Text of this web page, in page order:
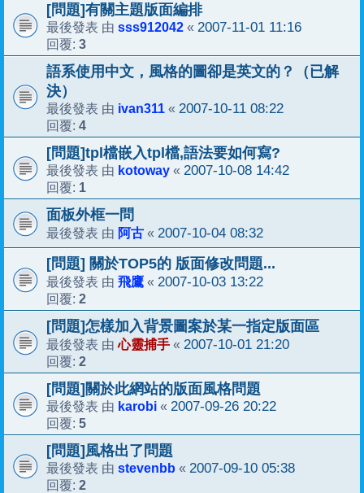
[問題]有關主題版面編排
最後發表 由 sss912042 « 2007-11-01 11:16
回覆: 3
語系使用中文，風格的圖卻是英文的？（已解
決）
最後發表 由 ivan311 « 2007-10-11 08:22
回覆: 4
[問題]tpl檔嵌入tpl檔,語法要如何寫?
最後發表 由 kotoway « 2007-10-08 14:42
回覆: 1
面板外框一問
最後發表 由 阿古 « 2007-10-04 08:32
[問題] 關於TOP5的 版面修改問題...
最後發表 由 飛鷹 « 2007-10-03 13:22
回覆: 2
[問題]怎樣加入背景圖案於某一指定版面區
最後發表 由心靈捕手 « 2007-10-01 21:20
回覆: 2
[問題]關於此網站的版面風格問題
最後發表 由 karobi « 2007-09-26 20:22
回覆: 5
[問題]風格出了問題
最後發表 由 stevenbb « 2007-09-10 05:38
回覆: 2